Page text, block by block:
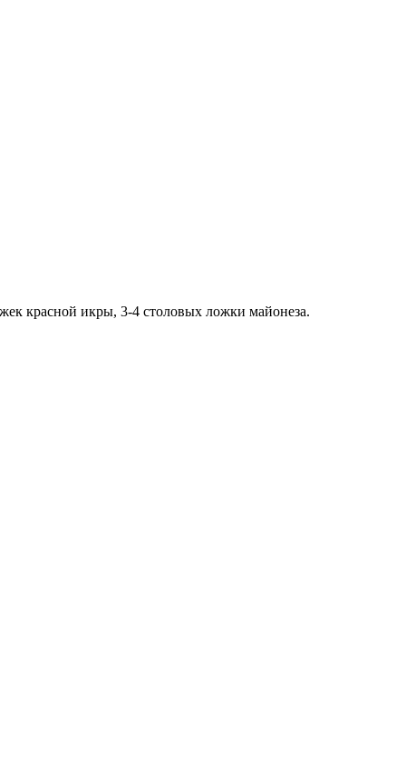
красной икры, 3-4 столовых ложки майонеза.